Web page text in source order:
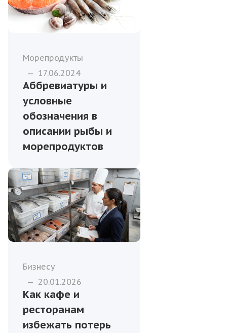
Морепродукты
— 17.06.2024
Аббревиатуры и
условные
обозначения в
описании рыбы и
морепродуктов
Бизнесу
— 20.01.2026
Как кафе и
ресторанам
избежать потерь